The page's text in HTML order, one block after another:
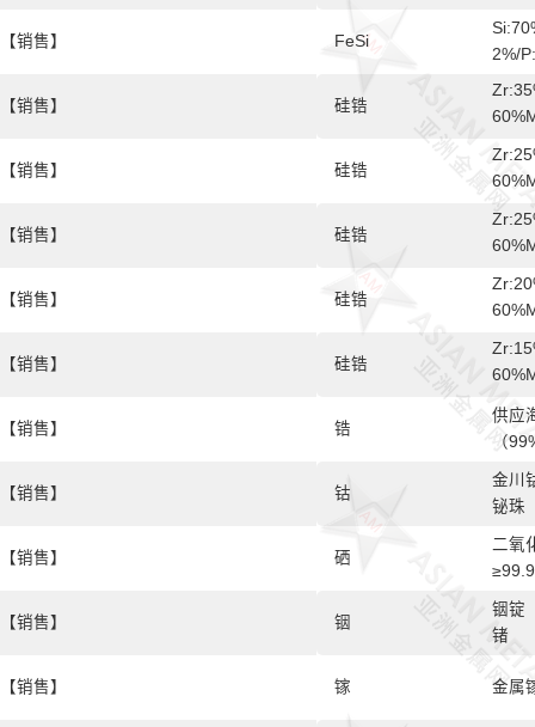
【销售】
【销售】
【销售】
【销售】
【销售】
【销售】
【销售】
【销售】
【销售】
【销售】
【销售】
FeSi
2%/
硅锆
硅锆
硅锆
硅锆
硅锆
锆
供应
（
钴
金川
铋珠
硒
二氧
铟
铟锭
锗
镓 金属